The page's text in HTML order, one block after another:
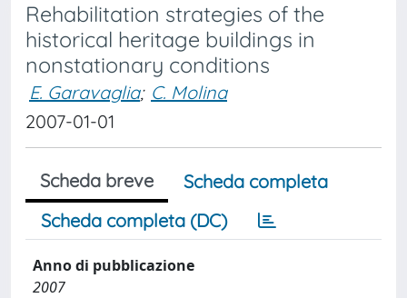
Rehabilitation strategies of the
historical heritage buildings in
nonstationary conditions
E. Garavaglia; C. Molina
2007-01-01
Scheda breve
Scheda completa
Scheda completa (DC)
Anno di pubblicazione
2007